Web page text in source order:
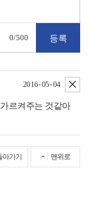
0/500
2016- 05- 04
르켜주는 것같아
가기 맨위로